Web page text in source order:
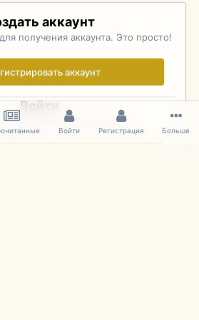
аккаунт
получения аккаунта. Это просто!
аккаунт
Войти
Войдите здесь.
Войти Регистрация Больше